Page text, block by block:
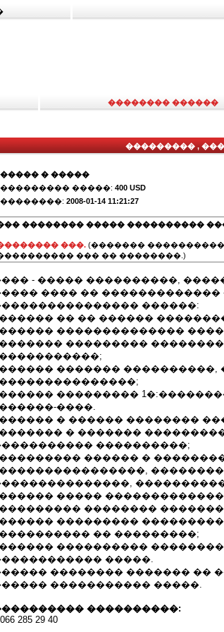
�������� ������
��������� ,
� �����
�����: 400 USD
2008-01-14 11:21:27
�������� ����� ����������
���. (�������
��� �� ��������.)
- ����� ����������,
���� �� ������������� -
������:
�� �� ������ ������������
������ ��������������
������� ���������
�����������;
������ ������� ����������,
���������������;
������ ���������
������-����.
������ � ������ ��������
������� � �������
����������;
��������� ������ �
����������������,
������ �����
��������� ��������
������ ���������
���������� �� ���������;
������ ����������
�����.
�������� ������� ��
����������� �����.
����������:
285 29 40